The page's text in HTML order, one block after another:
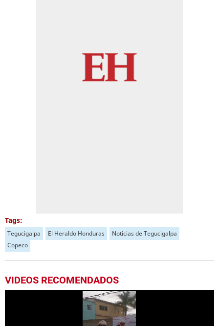
Tags:
Tegucigalpa El Heraldo Honduras
Noticias de Tegucigalpa
Copeco
VIDEOS RECOMENDADOS